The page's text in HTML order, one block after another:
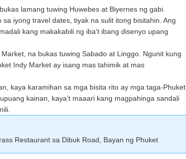
lamang tuwing Huwebes at Biyernes ng gabi.
iyong travel dates, tiyak na sulit itong bisitahin. Ang
kang makakabili ng iba’t ibang disenyo upang
na bukas tuwing Sabado at Linggo. Ngunit kung
Indy Market ay isang mas tahimik at mas
kaya karamihan sa mga bisita rito ay mga taga-Phuket
kainan, kaya’t maaari kang magpahinga sandali
Restaurant sa Dibuk Road, Bayan ng Phuket